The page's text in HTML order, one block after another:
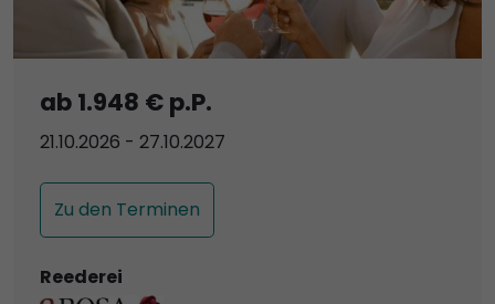
ab 1.948 € p.P.
21.10.2026 - 27.10.2027
Zu den Terminen
Reederei